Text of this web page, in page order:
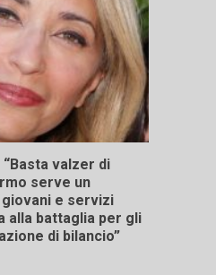
valzer di
serve un
e servizi
alla battaglia per gli
di bilancio”